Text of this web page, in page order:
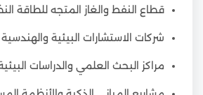
قطاع النفط والغاز المتجه للطاقة
شركات الاستشارات البيئية والهندسية
مراكز البحث العلمي والدراسات